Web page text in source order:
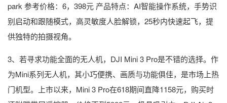
park 参考价格：6，398元 产品特点：AI智能操作系统，手势识
别启动和跟随模式，高灵敏度人脸解锁，25秒内快速起飞，提
供独特的拍摄视角。
3、若寻求功能全面的无人机，DJI Mini 3 Pro是不错的选择。作
为Mini系列无人机，其小巧便携、画质与功能俱佳，是市场上热
门机型。上市以来，Mini 3 Pro在618期间直降1158元，购买时